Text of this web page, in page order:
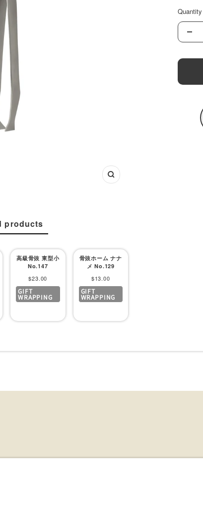
Zoom
products
高級骨抜 東型小
No.147
Sale
price
$23.00
GIFT
WRAPPING
骨抜ホーム ナナ
メ No.129
Sale
price
$13.00
GIFT
WRAPPING
Quantity